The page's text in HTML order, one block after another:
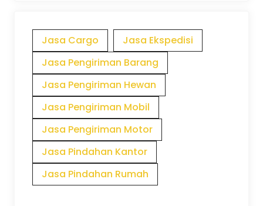
Jasa Cargo
Jasa Ekspedisi
Jasa Pengiriman Barang
Jasa Pengiriman Hewan
Jasa Pengiriman Mobil
Jasa Pengiriman Motor
Jasa Pindahan Kantor
Jasa Pindahan Rumah